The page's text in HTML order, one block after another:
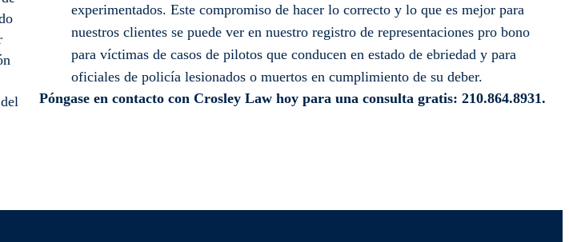
experimentados. Este compromiso de hacer lo correcto y lo que es mejor para
nuestros clientes se puede ver en nuestro registro de representaciones pro bono
para víctimas de casos de pilotos que conducen en estado de ebriedad y para
oficiales de policía lesionados o muertos en cumplimiento de su deber.
Póngase en contacto con Crosley Law hoy para una consulta gratis: 210.864.8931.